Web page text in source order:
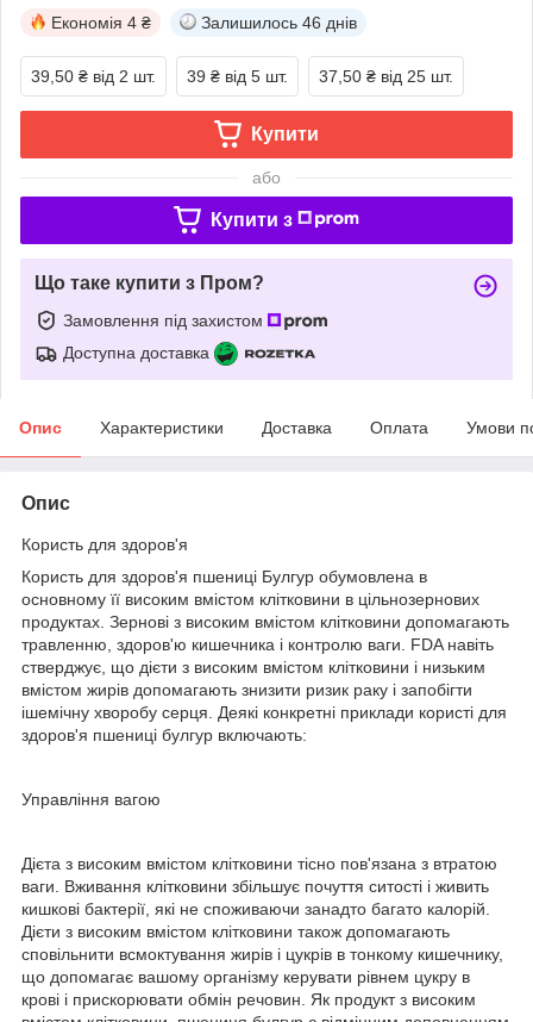
Економія 4 ₴ Залишилось 46 днів
39,50 ₴ від 2 шт. 39 ₴ від 5 шт. 37,50 ₴ від 25 шт.
Купити
або
Купити з
Що таке купити з Пром?
Замовлення під захистом
Доступна доставка
Опис Характеристики Доставка Оплата Умови
Опис
Користь для здоров'я
Користь для здоров'я пшениці Булгур обумовлена ​​в
основному її високим вмістом клітковини в цільнозернових
продуктах. Зернові з високим вмістом клітковини допомагають
травленню, здоров'ю кишечника і контролю ваги. FDA навіть
стверджує, що дієти з високим вмістом клітковини і низьким
вмістом жирів допомагають знизити ризик раку і запобігти
ішемічну хворобу серця. Деякі конкретні приклади користі для
здоров'я пшениці булгур включають:
Управління вагою
Дієта з високим вмістом клітковини тісно пов'язана з втратою
ваги. Вживання клітковини збільшує почуття ситості і живить
кишкові бактерії, які не споживаючи занадто багато калорій.
Дієти з високим вмістом клітковини також допомагають
сповільнити всмоктування жирів і цукрів в тонкому кишечнику,
що допомагає вашому організму керувати рівнем цукру в
крові і прискорювати обмін речовин. Як продукт з високим